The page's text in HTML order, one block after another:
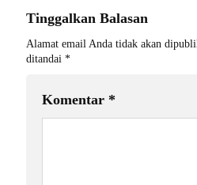
Tinggalkan Balasan
Alamat email Anda tidak akan
ditandai *
Komentar *